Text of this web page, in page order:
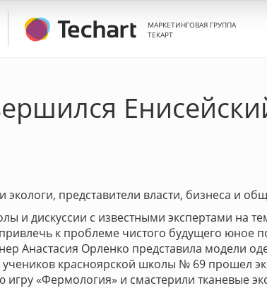
МАРКЕТИНГОВАЯ ГРУППА
ТЕКАРТ
представители власти, бизнеса и
и дискуссии с известными экспертами на
к проблеме чистого будущего юное
Анастасия Орленко представила модели
учеников красноярской школы № 69 прошел
игру «Фермология» и смастерили тканевые